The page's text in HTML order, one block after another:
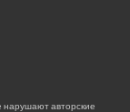
авторские